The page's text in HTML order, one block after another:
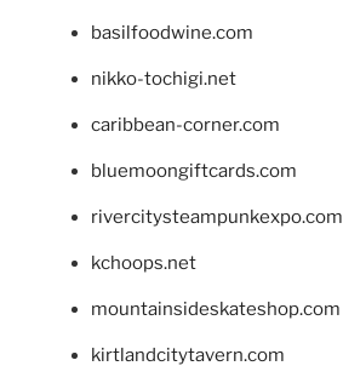
basilfoodwine.com
nikko-tochigi.net
caribbean-corner.com
bluemoongiftcards.com
rivercitysteampunkexpo.com
kchoops.net
mountainsideskateshop.com
kirtlandcitytavern.com